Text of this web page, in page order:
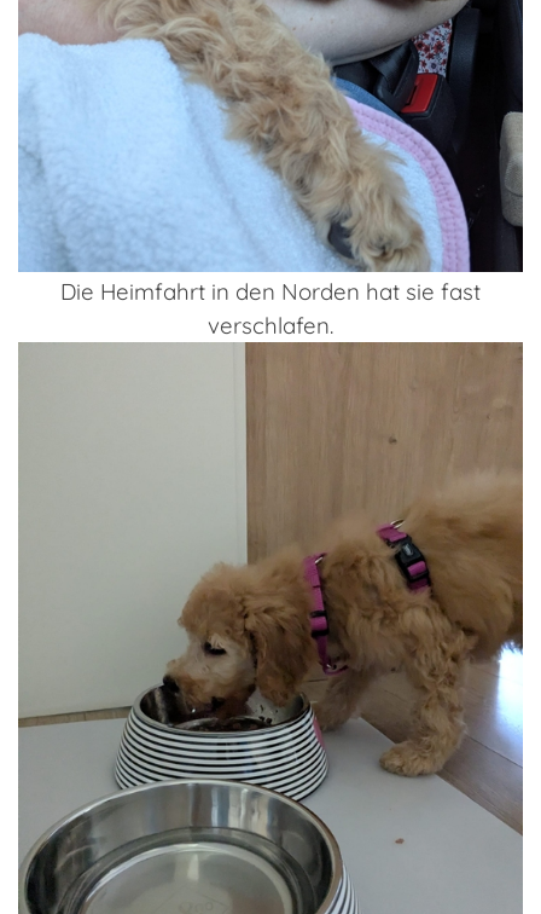
Die Heimfahrt in den Norden hat sie fast
verschlafen.